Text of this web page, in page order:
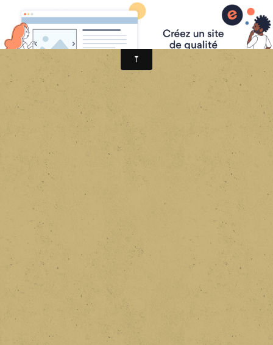
Les Anciens Combattants Amérindiens et Vétéran Autochtones Canadiens.